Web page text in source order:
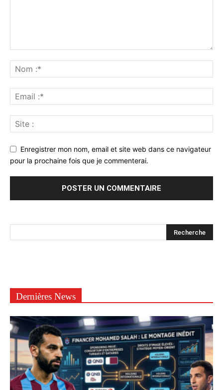
Enregistrer mon nom, email et site web dans ce navigateur
pour la prochaine fois que je commenterai.
Dernières News